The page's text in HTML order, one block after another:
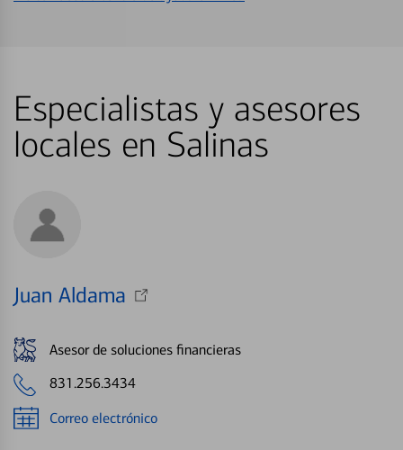
Especialistas y asesores
locales en Salinas
Juan Aldama
Asesor de soluciones financieras
831.256.3434
Correo electrónico